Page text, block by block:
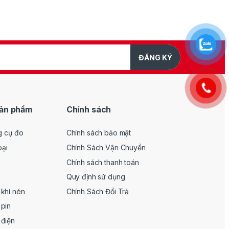
thời gian
chuyên sản xuất các thiết bị điện cầm
ứng tiêu chuẩn quốc tế.
ĐĂNG KÝ
phẩm
cụ đo
nén
Chính sách
Chính sách bảo mật
Chính Sách Vận Chuyển
Chính sách thanh toán
Quy định sử dụng
Chính Sách Đổi Trả